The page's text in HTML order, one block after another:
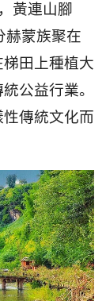
黃連山腳
赫蒙族聚在
田上種植大
公益行業。
傳統文化而